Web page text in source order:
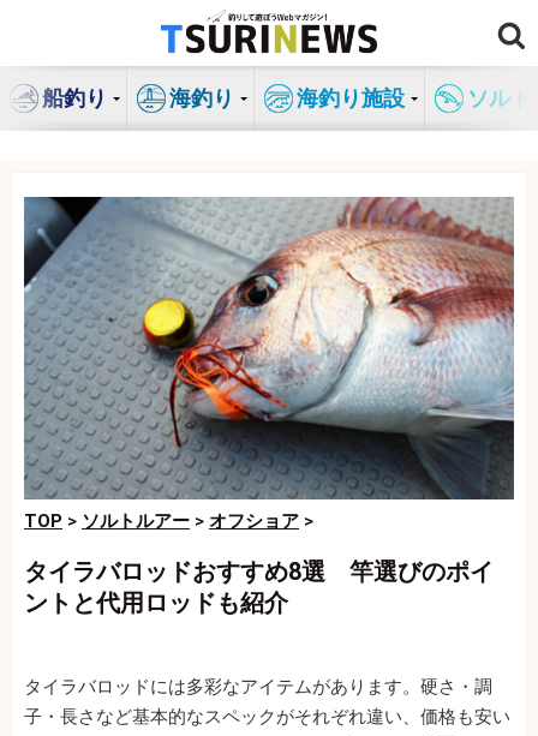
ン
船釣り 海釣り 海釣り施設 ソル
TOP > ソルトルアー > オフショア >
タイラバロッドおすすめ8選 竿選びのポイ
ントと代用ロッドも紹介
タイラバロッドには多彩なアイテムがあります。硬さ・調
子・長さなど基本的なスペックがそれぞれ違い、価格も安い